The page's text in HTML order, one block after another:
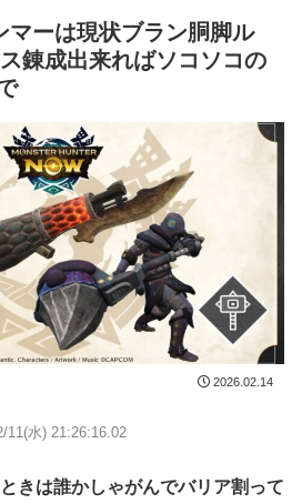
マーは現状ブラン胴脚ル
錬成出来ればソコソコの
2026.02.14
11(水) 21:26:16.02
きは誰かしゃがんでバリア割って